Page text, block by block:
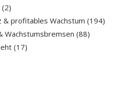
(2)
& profitables Wachstum (194)
Wachstumsbremsen (88)
(17)